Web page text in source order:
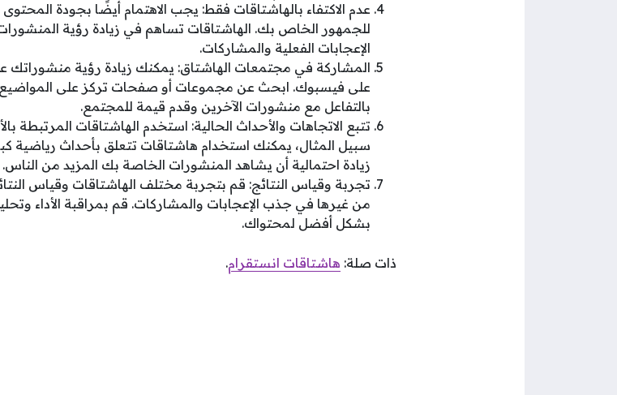
عدم الاكتفاء بالهاشتاقات فقط: يجب الاهتمام أيضًا بجودة
للجمهور الخاص بك. الهاشتاقات تساهم في زيادة رؤية
الإعجابات الفعلية والمشاركات.
المشاركة في مجتمعات الهاشتاق: يمكنك زيادة رؤية
على فيسبوك. ابحث عن مجموعات أو صفحات تركز على المواضيع
بالتفاعل مع منشورات الآخرين وقدم قيمة للمجتمع.
تتبع الاتجاهات والأحداث الحالية: استخدم الهاشتاقات المرتبطة
سبيل المثال، يمكنك استخدام هاشتاقات تتعلق بأحداث رياضية
زيادة احتمالية أن يشاهد المنشورات الخاصة بك المزيد من الناس.
تجربة وقياس النتائج: قم بتجربة مختلف الهاشتاقات وقياس
من غيرها في جذب الإعجابات والمشاركات. قم بمراقبة الأداء
بشكل أفضل لمحتواك.
ذات صلة: هاشتاقات انستقرام.